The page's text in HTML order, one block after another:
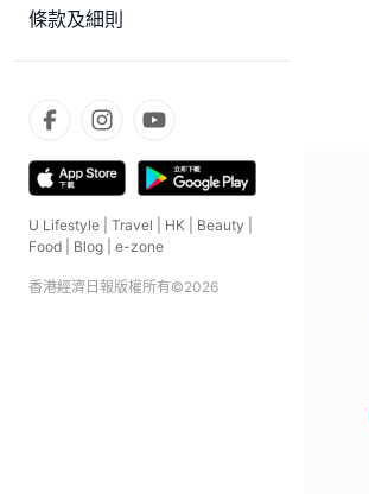
條款及細則
U Lifestyle Travel HK Beauty
Food
Blog e-zone
香港經濟日報版權所有©2026